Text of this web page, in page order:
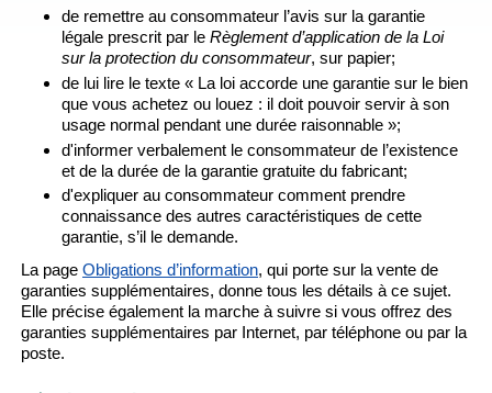
de remettre au consommateur l’avis sur la garantie
légale prescrit par leRèglement d’application de la Loi
sur la protection du consommateur, sur papier;
de lui lire le texte « La loi accorde une garantie sur le bien
que vous achetez ou louez : il doit pouvoir servir à son
usage normal pendant une durée raisonnable »;
d'informer verbalement le consommateur de l’existence
et de la durée de la garantie gratuite du fabricant;
d'expliquer au consommateur comment prendre
connaissance des autres caractéristiques de cette
garantie, s’il le demande.
La page Obligations d’information, qui porte sur la vente de
garanties supplémentaires, donne tous les détails à ce sujet.
Elle précise également la marche à suivre si vous offrez des
garanties supplémentaires par Internet, par téléphone ou par la
poste.